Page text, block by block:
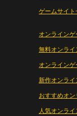
ゲームサイト
オンラインゲ
無料オンライ
オンライン
新作オンライ
おすすめオ
人気オンラ